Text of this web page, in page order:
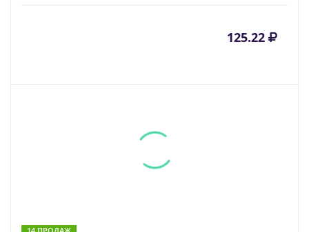
125.22